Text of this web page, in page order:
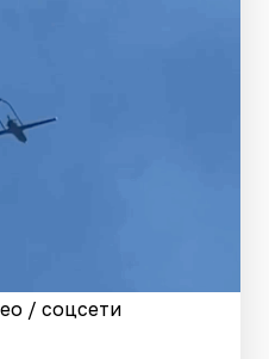
/ соцсети